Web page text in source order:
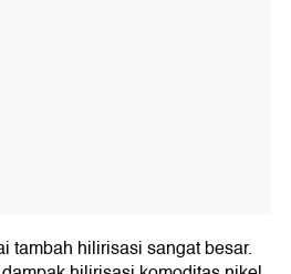
tambah hilirisasi sangat besar.